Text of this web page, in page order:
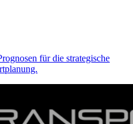
für die strategische